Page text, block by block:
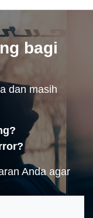
bagi
dan masih
Anda agar